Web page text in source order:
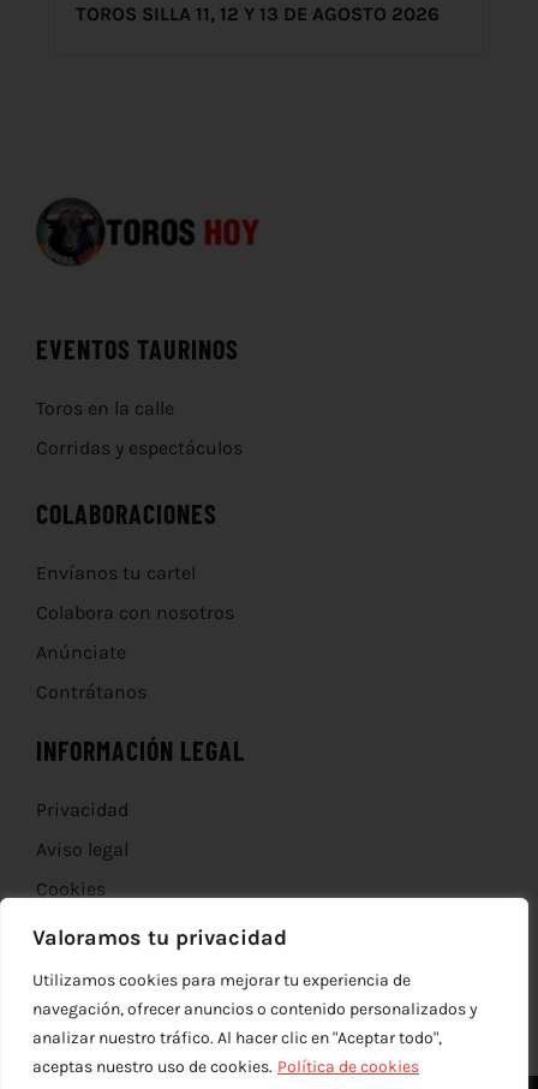
Valoramos tu privacidad
Utilizamos cookies para mejorar tu experiencia de
navegación, ofrecer anuncios o contenido personalizados y
analizar nuestro tráfico. Al hacer clic en "Aceptar todo",
aceptas nuestro uso de cookies. Política de cookies
TOROS SILLA 11, 12 Y 13 DE AGOSTO 2026
EVENTOS TAURINOS
Toros en la calle
Corridas y espectáculos
COLABORACIONES
Envíanos tu cartel
Colabora con nosotros
Anúnciate
Contrátanos
INFORMACIÓN LEGAL
Privacidad
Aviso legal
Cookies
Devoluciones